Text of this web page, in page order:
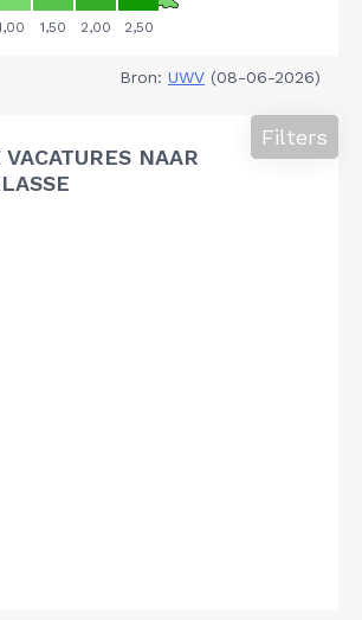
Bron: UWV (08-06-2026)
NAAR
Filters